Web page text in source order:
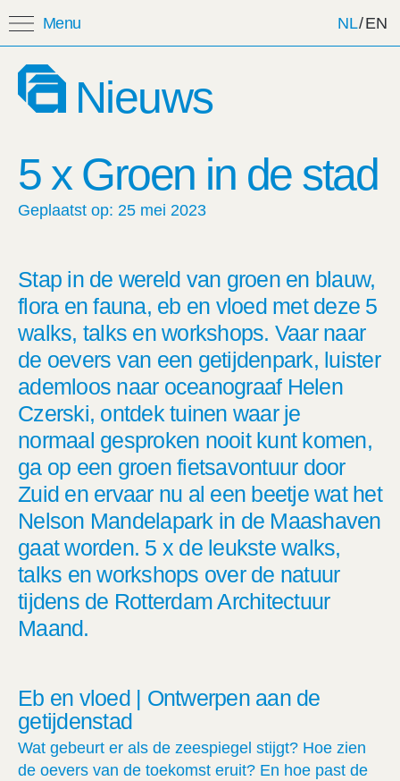
Menu NL/EN
Nieuws
5 x Groen in de stad
Geplaatst op: 25 mei 2023
Stap in de wereld van groen en blauw,
flora en fauna, eb en vloed met deze 5
walks, talks en workshops. Vaar naar
de oevers van een getijdenpark, luister
ademloos naar oceanograaf Helen
Czerski, ontdek tuinen waar je
normaal gesproken nooit kunt komen,
ga op een groen fietsavontuur door
Zuid en ervaar nu al een beetje wat het
Nelson Mandelapark in de Maashaven
gaat worden. 5 x de leukste walks,
talks en workshops over de natuur
tijdens de Rotterdam Architectuur
Maand.
Eb en vloed | Ontwerpen aan de
getijdenstad
Wat gebeurt er als de zeespiegel stijgt? Hoe zien
de oevers van de toekomst eruit? En hoe past de
Zoeken:
Favorieten
Mijn lijst: Opgeslagen
evenementen